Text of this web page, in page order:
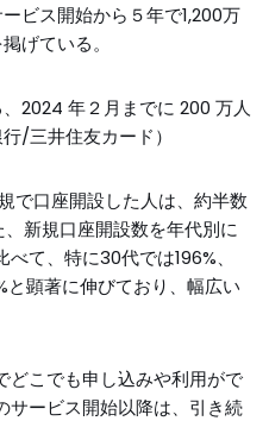
ビス開始から５年で1,200万
げている。
2024 年２月までに 200 万人
/三井住友カード）
で口座開設した人は、約半数
新規口座開設数を年代別に
て、特に30代では196%、
顕著に伸びており、幅広い
どこでも申し込みや利用がで
サービス開始以降は、引き続